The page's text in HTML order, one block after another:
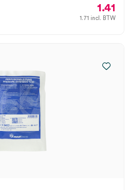
1.41
1.71 incl. BTW